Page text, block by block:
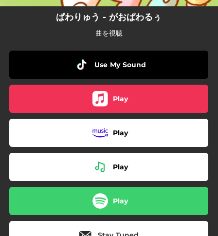
ぱわりゅう - がおぱわるぅ
曲を視聴
Use My Sound
Play
Play
Play
Play